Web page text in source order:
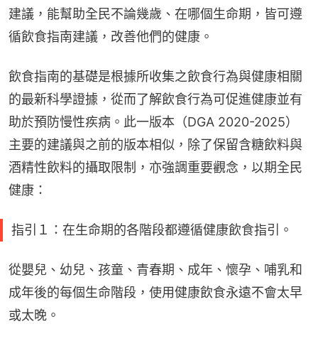
建議，能幫助全民不論幾歲、在哪個生命期，皆可遵
循飲食指南建議，改善他們的健康。
飲食指南的基礎是根據所收集之飲食行為與健康相關
的最新科學證據，從而了解飲食行為可促進健康並有
助於預防慢性疾病。此一版本（DGA 2020-2025）
主要的建議與之前的版本相似，除了保留含糖飲料與
酒精性飲料的攝取限制，亦強調重要觀念，以期全民
健康：
指引１：在生命期的各階段都遵循健康飲食指引。
從嬰兒、幼兒、孩童、青春期、成年、懷孕、哺乳和
成年後的每個生命階段，使用健康飲食永遠不會太早
或太晚。